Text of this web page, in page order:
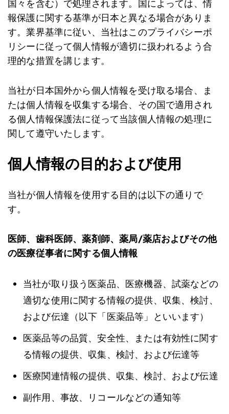
国々を含む）で処理されます。国によっては、情
報保護に関する基準が日本と異なる場合がありま
す。業界基準に従い、当社はこのプライバシーポ
リシーに従って個人情報が適切に扱われるよう合
理的な措置を講じます。
当社が日本国外から個人情報を受け取る場合、ま
たは個人情報を収集する場合、その国で適用され
る個人情報保護法に従って当該個人情報の処理に
関して遵守いたします。
個人情報の目的および使用
当社が個人情報を使用する目的は以下の通りで
す。
医師、歯科医師、薬剤師、薬局/薬店およびその他
の医療従事者に関する個人情報
当社が取り扱う医薬品、医療機器、試薬などの
適切な使用に関する情報の提供、収集、検討、
および伝達（以下「医薬品等」といいます）
医薬品等の品質、安全性、または有効性に関す
る情報の提供、収集、検討、および伝達等
医療関連情報の提供、収集、検討、および伝達
副作用、事故、リコールなどの通知等